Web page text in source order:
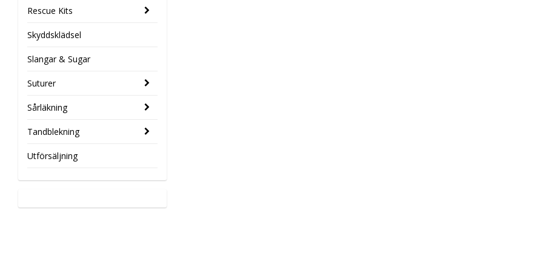
Rescue Kits
Skyddsklädsel
Slangar & Sugar
Suturer
Sårläkning
Tandblekning
Utförsäljning